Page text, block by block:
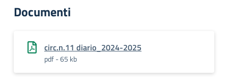
Documenti
circ.n.11 diario_2024-2025
pdf - 65 kb